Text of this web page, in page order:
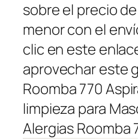
sobre el precio
menor con el
clic en este
aprovechar este
Roomba 770
limpieza para
Alergias Roomba